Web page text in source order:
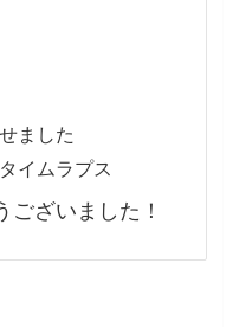
ました
イムラプス
ございました！